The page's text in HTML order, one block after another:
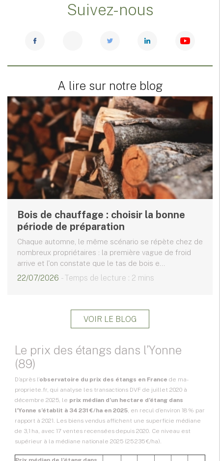
Suivez-nous
A lire sur notre blog
Bois de chauffage : choisir la bonne
période de préparation
Chaque automne, le même scénario se répète chez de
nombreux propriétaires : la première vague de froid
arrive et l'on constate que le tas de bois e...
22/07/2026 - Temps de lecture : 2 mins
VOIR LE BLOG
Le prix des étangs dans l’Yonne
(89)
D’après l’observatoire du prix des étangs en France de ma-
propriete.fr, qui analyse les transactions DVF de juillet 2020 à
décembre 2025, le prix médian d’un hectare d’étang dans
l’Yonne s’établit à 34 231 €/ha en 2025, en recul d’environ 18 % par
rapport à 2021. Les biens vendus affichent une superficie médiane
de 3,1 ha, avec 17 ventes recensées depuis 2020. Ce niveau est
supérieur à la médiane nationale 2025 (25 235 €/ha).